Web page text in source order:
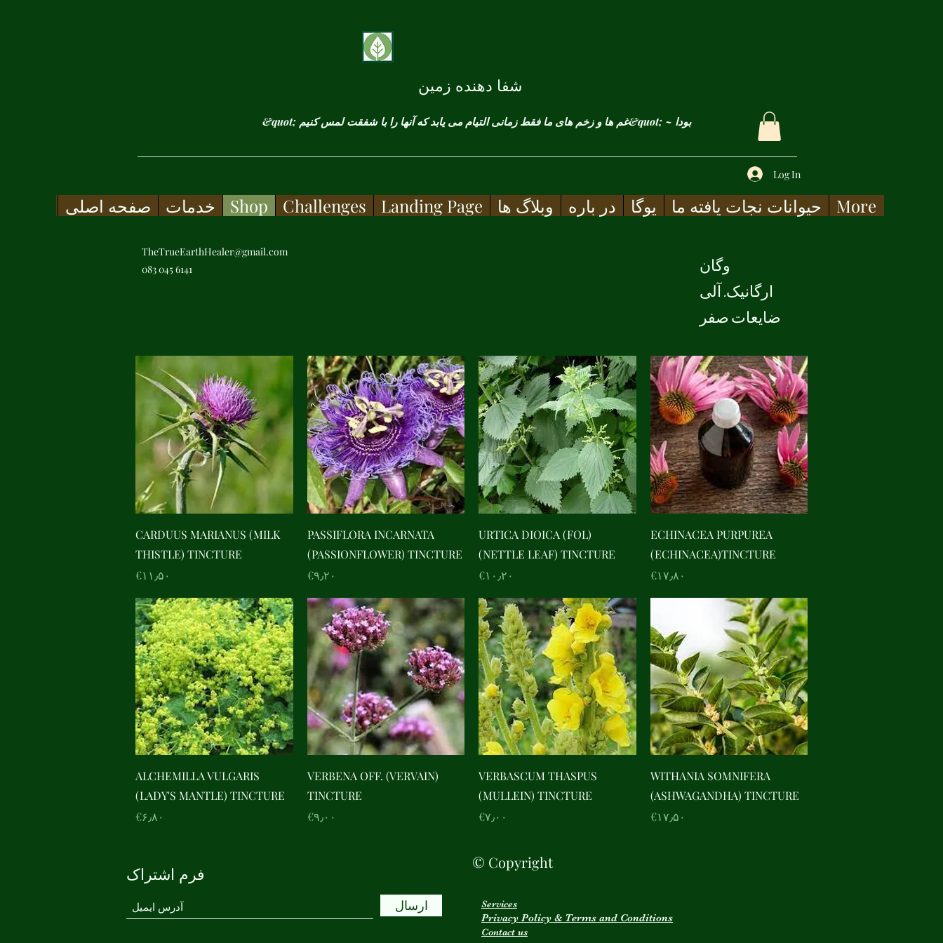
شفا دهنده زمین
&quot; غم ها و زخم های ما فقط زمانی التیام می یابد که آنها را با شفقت لمس کنیم&quot; ~ بودا
Log In
صفحه اصلی خدمات Shop Challenges Landing Page وبلاگ ها در باره یوگا حیوانات نجات یافته ما More
TheTrueEarthHealer@gmail.com
083 045 6141
وگان
ارگانیک. آلی
ضایعات صفر
Quick View
ECHINACEA PURPUREA
(ECHINACEA)TINCTURE
Price
‎€۱۷٫۸۰
Quick View
URTICA DIOICA (FOL)
(NETTLE LEAF) TINCTURE
Price
‎€۱۰٫۲۰
Quick View
PASSIFLORA INCARNATA
(PASSIONFLOWER) TINCTURE
Price
‎€۹٫۲۰
Quick View
CARDUUS MARIANUS (MILK
THISTLE) TINCTURE
Price
‎€۱۱٫۵۰
Quick View
WITHANIA SOMNIFERA
(ASHWAGANDHA) TINCTURE
Price
‎€۱۷٫۵۰
Quick View
VERBASCUM THASPUS
(MULLEIN) TINCTURE
Price
‎€۷٫۰۰
Quick View
VERBENA OFF. (VERVAIN)
TINCTURE
Price
‎€۹٫۰۰
Quick View
ALCHEMILLA VULGARIS
(LADY'S MANTLE) TINCTURE
Price
‎€۶٫۸۰
فرم اشتراک
ارسال
© Copyright
Services
Privacy Policy & Terms and Conditions
Contact us